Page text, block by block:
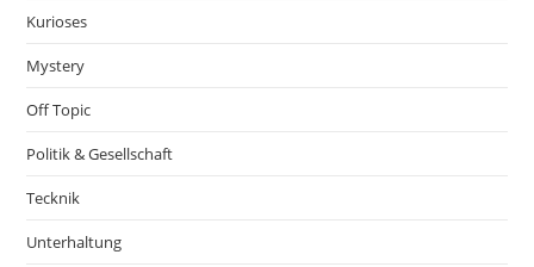
Kurioses
Mystery
Off Topic
Politik & Gesellschaft
Tecknik
Unterhaltung